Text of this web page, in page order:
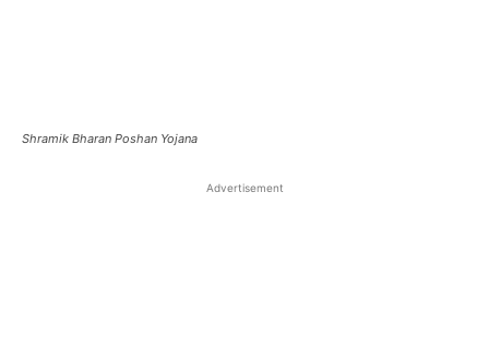
Shramik Bharan Poshan Yojana
Advertisement